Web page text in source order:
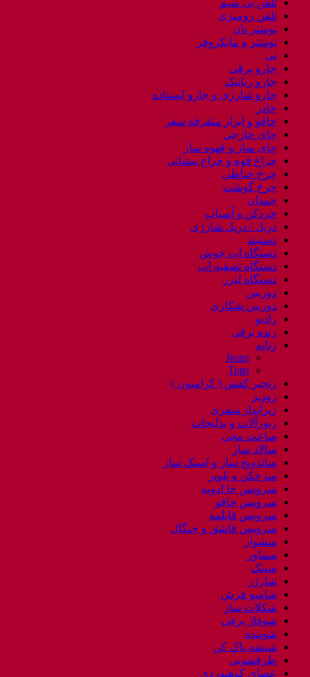
تلفن رومیزی
توستر نان
توستر و مایکروفر
تی
جارو برقی
جارو رباتیک
جارو شارژی و جارو ایستاده
چادر
چاقو و ابزار متفرقه سفر
چای خارجی
چای ساز و قهوه ساز
چراغ قوه و چراغ پیشانی
چرخ خیاطی
چرخ گوشت
چمدان
خردکن و آسیاب
دریل / دریل شارژی
دستبند
دستگاه اب جوش
دستگاه تصفیه اب
دستگاه لیزر
دوربین
دوربین شکاری
رادیو
رنده برقی
زنانه
Jeans
Tops
زنجیر کفش ( کرامپون )
زودپز
زیرانداز سفری
زیورآلات و بدلیجات
ساعت مچی
سالاد ساز
ساندویچ ساز و اسنک ساز
سرخکن و پلوپز
سرویس جا ادویه
سرویس چاقو
سرویس قابلمه
سرویس قاشق و چنگال
سشوار
سماور
سینک
شارژر
شامپو فرش
شکلات ساز
شوفاژ برقی
شوینده
شیشه پاک کن
ظرفشویی
عصای کوهنوردی